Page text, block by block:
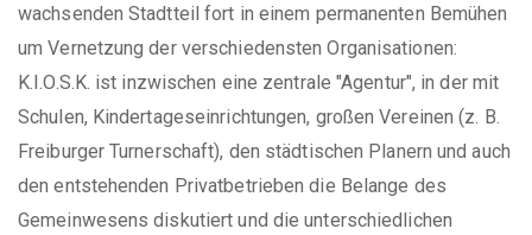
wachsenden Stadtteil fort in einem permanenten Bemühen
um Vernetzung der verschiedensten Organisationen:
K.I.O.S.K. ist inzwischen eine zentrale "Agentur", in der mit
Schulen, Kindertageseinrichtungen, großen Vereinen (z. B.
Freiburger Turnerschaft), den städtischen Planern und auch
den entstehenden Privatbetrieben die Belange des
Gemeinwesens diskutiert und die unterschiedlichen